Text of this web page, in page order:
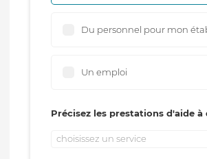
Du personnel pour mon
Un emploi
Précisez les prestations d'aide
choisissez un service